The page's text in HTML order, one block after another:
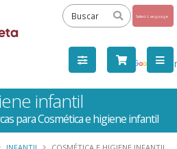
by
infantil
para Cosmética e higiene infantil